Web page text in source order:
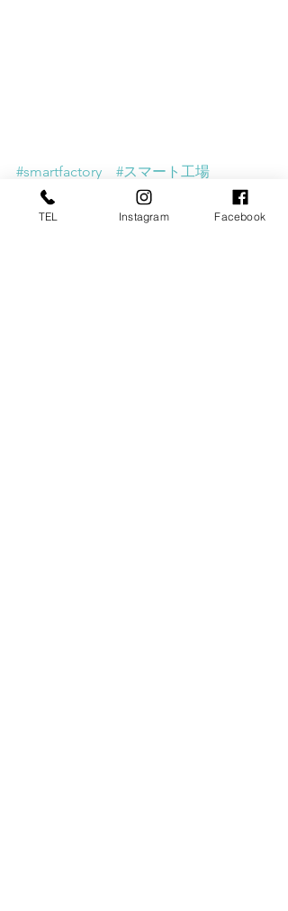
#smartfactory #スマート工場
TEL Instagram Facebook